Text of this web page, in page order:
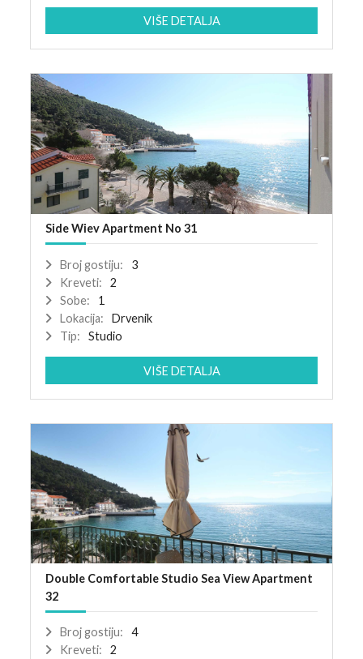
VIŠE DETALJA
Side Wiev Apartment No 31
Broj gostiju:
3
Kreveti:
2
Sobe:
1
Lokacija:
Drvenik
Tip:
Studio
VIŠE DETALJA
Double Comfortable Studio Sea View Apartment
32
Broj gostiju:
4
Kreveti:
2